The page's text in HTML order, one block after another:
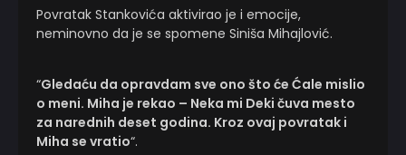
Povratak Stankovića aktivirao je i emocije,
neminovno da je se spomene Siniša Mihajlović.
“Gledaću da opravdam sve ono što će Ćale mislio
o meni. Miha je rekao – Neka mi Deki čuva mesto
za narednih deset godina. Kroz ovaj povratak i
Miha se vratio“.